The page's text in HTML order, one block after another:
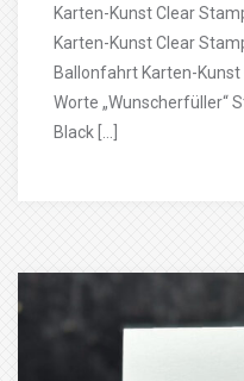
Karten-Kunst Clear
Karten-Kunst Clear
Ballonfahrt Karten-
Worte „Wunscherfüller“
Black […]